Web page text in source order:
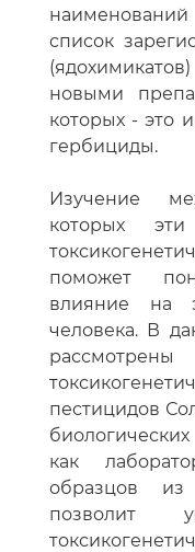
список
новыми
которых - это
гербициды.
Изучение
которых
поможет
влияние на
человека. В
пестицидов
как
образцов
позволит